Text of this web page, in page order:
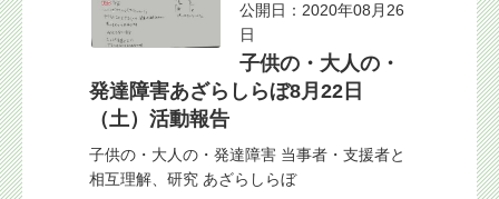
公開日：2020年08月26
日
子供の・大人の・
発達障害あざらしらぼ8月22日
（土）活動報告
子供の・大人の・発達障害 当事者・支援者と
相互理解、研究 あざらしらぼ